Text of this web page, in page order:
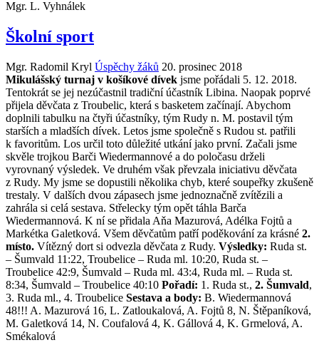
Mgr. L. Vyhnálek
Školní sport
Mgr. Radomil Kryl Úspěchy žáků 20. prosinec 2018
Mikulášský turnaj v košíkové dívek jsme pořádali 5. 12. 2018.
Tentokrát se jej nezúčastnil tradiční účastník Libina. Naopak poprvé
přijela děvčata z Troubelic, která s basketem začínají. Abychom
doplnili tabulku na čtyři účastníky, tým Rudy n. M. postavil tým
starších a mladších dívek. Letos jsme společně s Rudou st. patřili
k favoritům. Los určil toto důležité utkání jako první. Začali jsme
skvěle trojkou Barči Wiedermannové a do poločasu drželi
vyrovnaný výsledek. Ve druhém však převzala iniciativu děvčata
z Rudy. My jsme se dopustili několika chyb, které soupeřky zkušeně
trestaly. V dalších dvou zápasech jsme jednoznačně zvítězili a
zahrála si celá sestava. Střelecky tým opět táhla Barča
Wiedermannová. K ní se přidala Aňa Mazurová, Adélka Fojtů a
Markétka Galetková. Všem děvčatům patří poděkování za krásné 2.
místo. Vítězný dort si odvezla děvčata z Rudy. Výsledky: Ruda st.
– Šumvald 11:22, Troubelice – Ruda ml. 10:20, Ruda st. –
Troubelice 42:9, Šumvald – Ruda ml. 43:4, Ruda ml. – Ruda st.
8:34, Šumvald – Troubelice 40:10 Pořadí: 1. Ruda st., 2. Šumvald,
3. Ruda ml., 4. Troubelice Sestava a body: B. Wiedermannová
48!!! A. Mazurová 16, L. Zatloukalová, A. Fojtů 8, N. Štěpaníková,
M. Galetková 14, N. Coufalová 4, K. Gállová 4, K. Grmelová, A.
Smékalová